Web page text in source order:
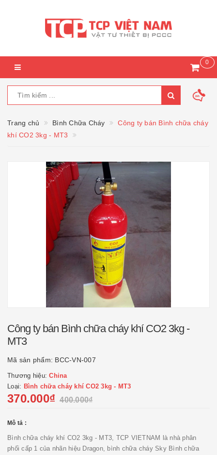
0
Trang chủ Bình Chữa Cháy
Công ty bán Bình chữa cháy
khí CO2 3kg - MT3
Công ty bán Bình chữa cháy khí CO2 3kg -
MT3
Mã sản phẩm: BCC-VN-007
Thương hiệu:China
Loại: Bình chữa cháy khí CO2 3kg - MT3
370.000₫ 400.000₫
Mô tả :
Bình chữa cháy khí CO2 3kg - MT3, TCP VIETNAM là nhà phân
phối cấp 1 của nhãn hiệu Dragon, bình chữa cháy Sky Bình chữa